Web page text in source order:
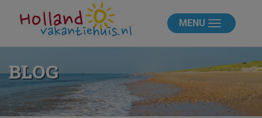
MENU
BLOG